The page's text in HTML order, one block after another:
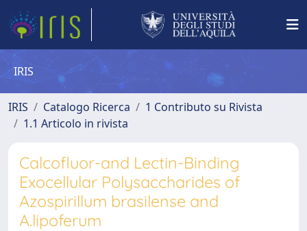
IRIS
IRIS Catalogo Ricerca
1 Contributo su Rivista
1.1 Articolo in rivista
Calcofluor-and Lectin-Binding
Exocellular Polysaccharides of
Azospirillum brasilense and
A.lipoferum